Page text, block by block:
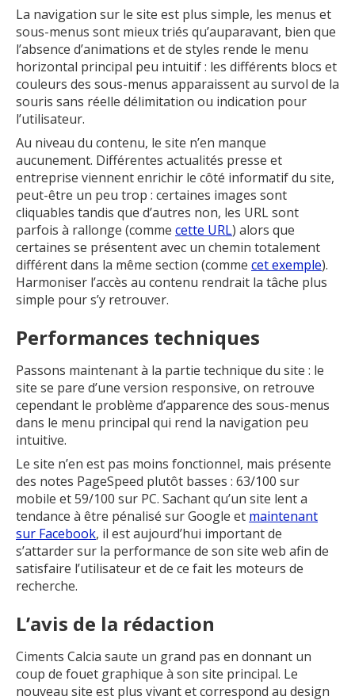
La navigation sur le site est plus simple, les menus et
sous-menus sont mieux triés qu’auparavant, bien que
l’absence d’animations et de styles rende le menu
horizontal principal peu intuitif : les différents blocs et
couleurs des sous-menus apparaissent au survol de la
souris sans réelle délimitation ou indication pour
l’utilisateur.
Au niveau du contenu, le site n’en manque
aucunement. Différentes actualités presse et
entreprise viennent enrichir le côté informatif du site,
peut-être un peu trop : certaines images sont
cliquables tandis que d’autres non, les URL sont
parfois à rallonge (comme cette URL) alors que
certaines se présentent avec un chemin totalement
différent dans la même section (comme cet exemple).
Harmoniser l’accès au contenu rendrait la tâche plus
simple pour s’y retrouver.
Performances techniques
Passons maintenant à la partie technique du site : le
site se pare d’une version responsive, on retrouve
cependant le problème d’apparence des sous-menus
dans le menu principal qui rend la navigation peu
intuitive.
Le site n’en est pas moins fonctionnel, mais présente
des notes PageSpeed plutôt basses : 63/100 sur
mobile et 59/100 sur PC. Sachant qu’un site lent a
tendance à être pénalisé sur Google et maintenant
sur Facebook, il est aujourd’hui important de
s’attarder sur la performance de son site web afin de
satisfaire l’utilisateur et de ce fait les moteurs de
recherche.
L’avis de la rédaction
Ciments Calcia saute un grand pas en donnant un
coup de fouet graphique à son site principal. Le
nouveau site est plus vivant et correspond au design